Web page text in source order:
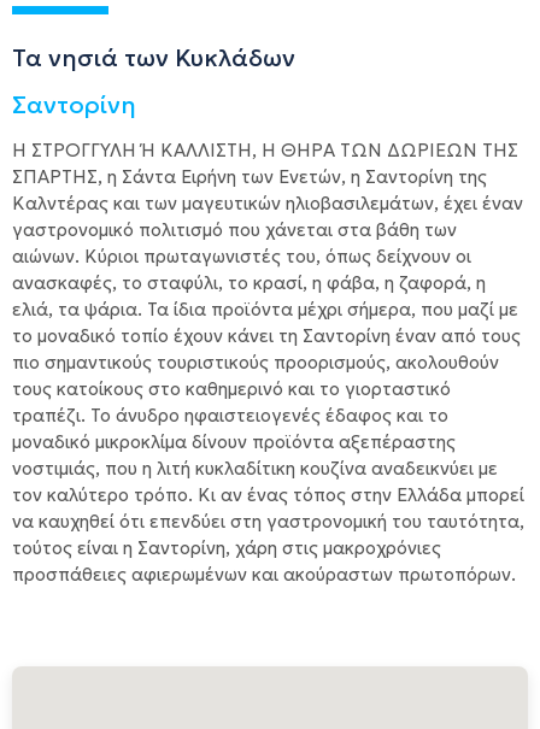
Τα νησιά των Κυκλάδων
Σαντορίνη
H ΣΤΡΟΓΓΎΛΗ Ή ΚΑΛΛΊΣΤΗ, Η ΘΉΡΑ ΤΩΝ ΔΩΡΙΈΩΝ ΤΗΣ
ΣΠΆΡΤΗΣ, η Σάντα Ειρήνη των Ενετών, η Σαντορίνη της
Καλντέρας και των μαγευτικών ηλιοβασιλεμάτων, έχει έναν
γαστρονομικό πολιτισμό που χάνεται στα βάθη των
αιώνων. Κύριοι πρωταγωνιστές του, όπως δείχνουν οι
ανασκαφές, το σταφύλι, το κρασί, η φάβα, η ζαφορά, η
ελιά, τα ψάρια. Τα ίδια προϊόντα μέχρι σήμερα, που μαζί με
το μοναδικό τοπίο έχουν κάνει τη Σαντορίνη έναν από τους
πιο σημαντικούς τουριστικούς προορισμούς, ακολουθούν
τους κατοίκους στο καθημερινό και το γιορταστικό
τραπέζι. Το άνυδρο ηφαιστειογενές έδαφος και το
μοναδικό μικροκλίμα δίνουν προϊόντα αξεπέραστης
νοστιμιάς, που η λιτή κυκλαδίτικη κουζίνα αναδεικνύει με
τον καλύτερο τρόπο. Κι αν ένας τόπος στην Ελλάδα μπορεί
να καυχηθεί ότι επενδύει στη γαστρονομική του ταυτότητα,
τούτος είναι η Σαντορίνη, χάρη στις μακροχρόνιες
προσπάθειες αφιερωμένων και ακούραστων πρωτοπόρων.